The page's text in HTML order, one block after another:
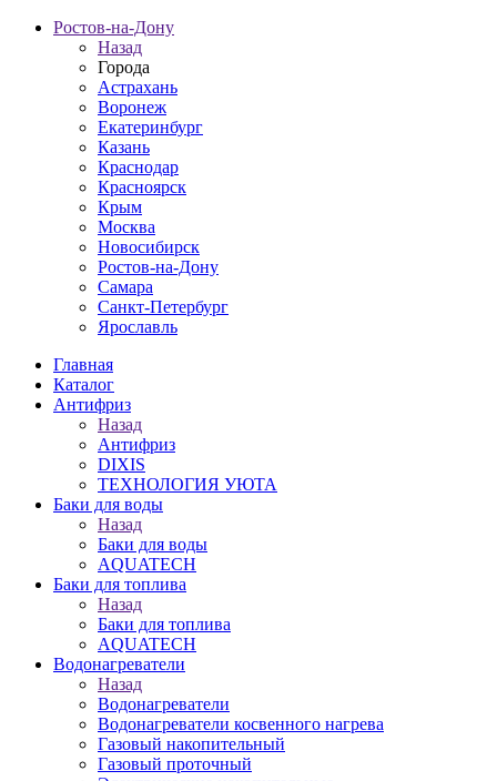
Ростов-на-Дону
Назад
Города
Астрахань
Воронеж
Екатеринбург
Казань
Краснодар
Красноярск
Крым
Москва
Новосибирск
Ростов-на-Дону
Самара
Санкт-Петербург
Ярославль
Главная
Каталог
Антифриз
Назад
Антифриз
DIXIS
ТЕХНОЛОГИЯ УЮТА
Баки для воды
Назад
Баки для воды
AQUATECH
Баки для топлива
Назад
Баки для топлива
AQUATECH
Водонагреватели
Назад
Водонагреватели
Водонагреватели косвенного нагрева
Газовый накопительный
Газовый проточный